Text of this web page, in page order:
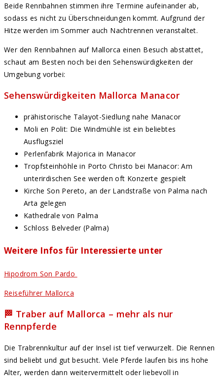
Beide Rennbahnen stimmen ihre Termine aufeinander ab,
sodass es nicht zu Überschneidungen kommt. Aufgrund der
Hitze werden im Sommer auch Nachtrennen veranstaltet.
Wer den Rennbahnen auf Mallorca einen Besuch abstattet,
schaut am Besten noch bei den Sehenswürdigkeiten der
Umgebung vorbei:
Sehenswürdigkeiten Mallorca Manacor
prähistorische Talayot-Siedlung nahe Manacor
Moli en Polit: Die Windmühle ist ein beliebtes
Ausflugsziel
Perlenfabrik Majorica in Manacor
Tropfsteinhöhle in Porto Christo bei Manacor: Am
unterirdischen See werden oft Konzerte gespielt
Kirche Son Pereto, an der Landstraße von Palma nach
Arta gelegen
Kathedrale von Palma
Schloss Belveder (Palma)
Weitere Infos für Interessierte unter
Hipodrom Son Pardo
Reiseführer Mallorca
🏁 Traber auf Mallorca – mehr als nur
Rennpferde
Die Trabrennkultur auf der Insel ist tief verwurzelt. Die Rennen
sind beliebt und gut besucht. Viele Pferde laufen bis ins hohe
Alter, werden dann weitervermittelt oder liebevoll in